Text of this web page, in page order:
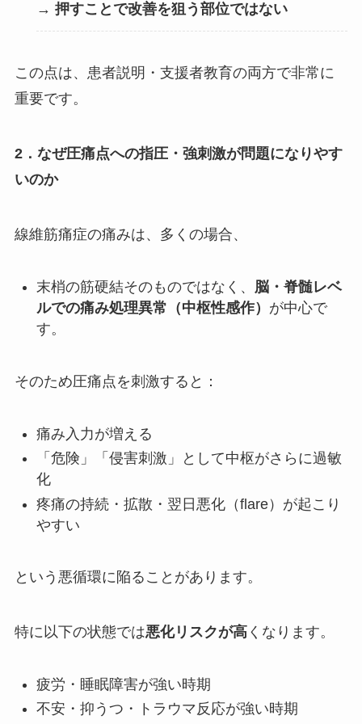
→ 押すことで改善を狙う部位ではない
この点は、患者説明・支援者教育の両方で非常に
重要です。
2．なぜ圧痛点への指圧・強刺激が問題になりやす
いのか
線維筋痛症の痛みは、多くの場合、
末梢の筋硬結そのものではなく、
脳・脊髄レベ
ルでの痛み処理異常（中枢性感作） が中心で
す。
そのため圧痛点を刺激すると：
痛み入力が増える
「危険」「侵害刺激」として中枢がさらに過敏
化
疼痛の持続・拡散・翌日悪化（flare）が起こり
やすい
という悪循環に陥ることがあります。
特に以下の状態では悪化リスクが高くなります。
疲労・睡眠障害が強い時期
不安・抑うつ・トラウマ反応が強い時期